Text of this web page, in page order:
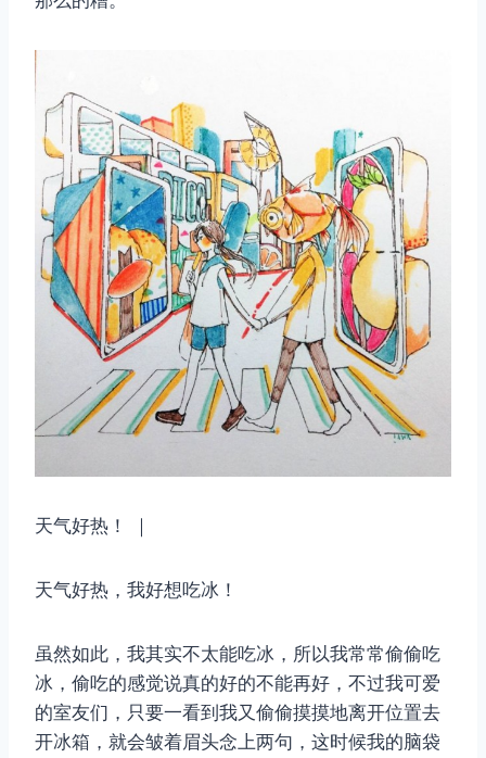
天气好热！ ｜
天气好热，我好想吃冰！
虽然如此，我其实不太能吃冰，所以我常常偷偷吃
冰，偷吃的感觉说真的好的不能再好，不过我可爱
的室友们，只要一看到我又偷偷摸摸地离开位置去
开冰箱，就会皱着眉头念上两句，这时候我的脑袋